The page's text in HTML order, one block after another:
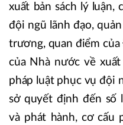
xuất bản sách lý luận,
đội ngũ lãnh đạo,
trương, quan điểm của
của Nhà nước về
pháp luật phục vụ đội
sở quyết định đến số
và phát hành, cơ cấu